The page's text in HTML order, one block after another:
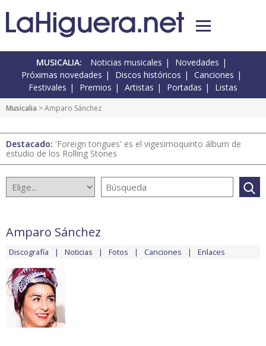
MUSICALIA: Noticias musicales
Novedades
Próximas novedades
Discos históricos
Canciones
Festivales
Premios Artistas Portadas Listas
Musicalia > Amparo Sánchez
Destacado: 'Foreign tongues' es el vigesimoquinto álbum de
estudio de los Rolling Stones
Amparo Sánchez
Discografía Noticias Fotos Canciones Enlaces